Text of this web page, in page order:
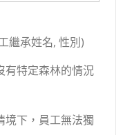
繼承姓名,性別)
有特定森林的情況
境下，員工無法獨